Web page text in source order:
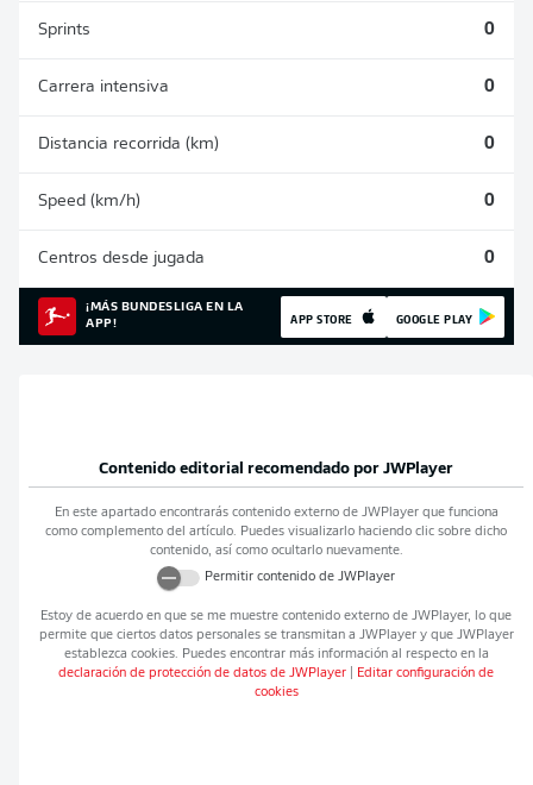
Sprints 0
Carrera intensiva 0
Distancia recorrida (km) 0
Speed (km/h) 0
Centros desde jugada 0
¡MÁS BUNDESLIGA EN LA
APP!
APP STORE GOOGLE PLAY
Contenido editorial recomendado por JWPlayer
En este apartado encontrarás contenido externo de JWPlayerque funciona
como complemento del artículo. Puedes visualizarlo haciendo clic sobre dicho
contenido, así como ocultarlo nuevamente.
Permitir contenido de JWPlayer
Estoy de acuerdo en que se me muestre contenido externo de JWPlayer, lo que
permite que ciertos datos personales se transmitan a JWPlayery que JWPlayer
establezca cookies. Puedes encontrar más información al respecto en la
declaración de protección de datos de JWPlayer
Editar configuración de
cookies